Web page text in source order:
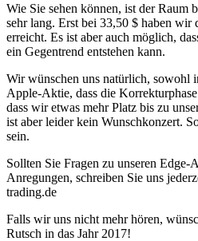
Wie Sie sehen können, ist der Raum
sehr lang. Erst bei 33,50 $ haben wir
erreicht. Es ist aber auch möglich,
ein Gegentrend entstehen kann.
Wir wünschen uns natürlich, sowohl
Apple-Aktie, dass die
dass wir etwas mehr Platz bis zu
ist aber leider kein Wunschkonzert.
sein.
Sollten Sie Fragen zu unseren Edge-
Anregungen, schreiben Sie uns
trading.de
Falls wir uns nicht mehr hören,
Rutsch in das Jahr 2017!